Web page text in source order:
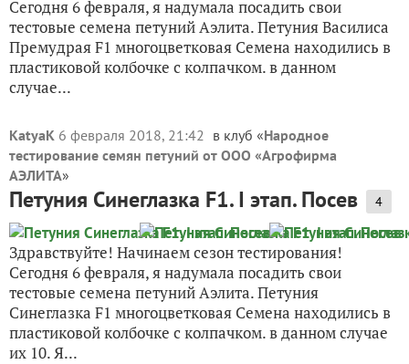
Сегодня 6 февраля, я надумала посадить свои
тестовые семена петуний Аэлита. Петуния Василиса
Премудрая F1 многоцветковая Семена находились в
пластиковой колбочке с колпачком. в данном
случае...
KatyaK 6 февраля 2018, 21:42 в клуб «Народное
тестирование семян петуний от ООО «Агрофирма
АЭЛИТА»
Петуния Синеглазка F1. I этап. Посев 4
Здравствуйте! Начинаем сезон тестирования!
Сегодня 6 февраля, я надумала посадить свои
тестовые семена петуний Аэлита. Петуния
Синеглазка F1 многоцветковая Семена находились в
пластиковой колбочке с колпачком. в данном случае
их 10. Я...